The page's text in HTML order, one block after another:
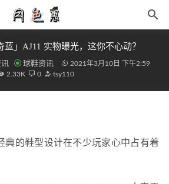
蓝」AJ11 实物曝光，这你不心动？
球鞋资讯
2021年3月10日 下午2:59
2.33K
0 tsy110
可用牙膏美白洗护 2021-03-22
诞配色鞋款发布，颜值超清爽